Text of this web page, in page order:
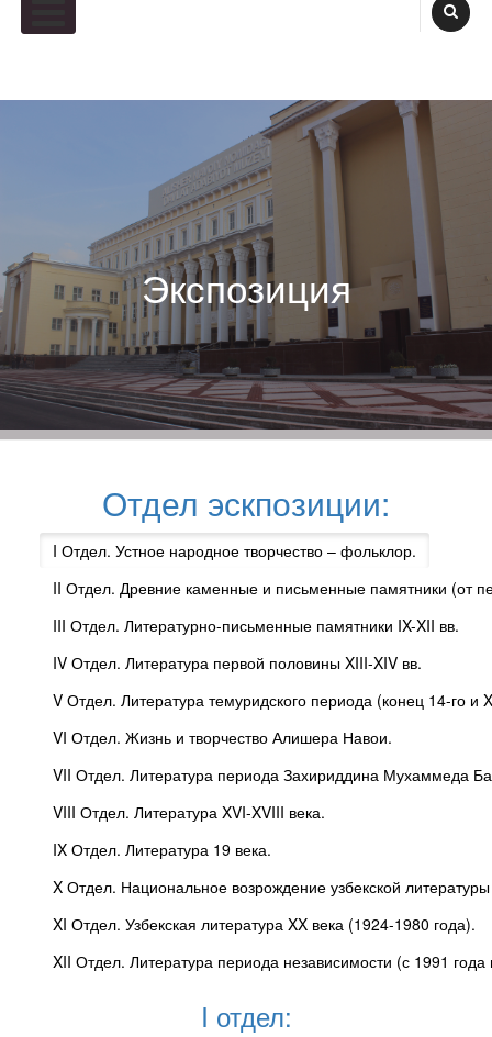
Экспозиция
Отдел эскпозиции:
I Отдел. Устное народное творчество – фольклор.
II Отдел. Древние каменные и письменные памятники (от
III Отдел. Литературно-письменные памятники IX-XII вв.
IV Отдел. Литература первой половины XIII-XIV вв.
V Отдел. Литература темуридского периода (конец 14-го и
VI Отдел. Жизнь и творчество Алишера Навои.
VII Отдел. Литература периода Захириддина Мухаммеда
VIII Отдел. Литература XVI-XVIII века.
IX Отдел. Литература 19 века.
XI Отдел. Узбекская литература XX века (1924-1980 года).
XII Отдел. Литература периода независимости (с 1991
I отдел: